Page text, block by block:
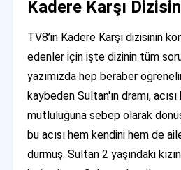
Kadere Karşı
TV8’in Kadere Karşı dizisinin
edenler için işte dizinin tüm
yazımızda hep beraber
kaybeden Sultan'ın dramı,
mutluluğuna sebep olarak
bu acısı hem kendini hem de
durmuş. Sultan 2 yaşındaki